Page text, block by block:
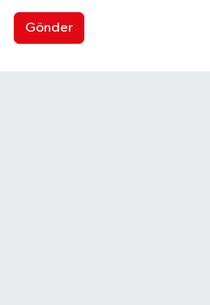
Gönder